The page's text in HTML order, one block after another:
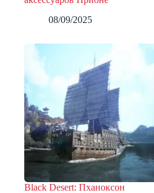
08/09/2025
Black Desert: Пханоксон